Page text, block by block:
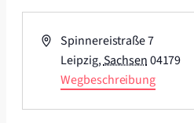
AdresseSpinnereistraße 7
Leipzig,Sachsen04179
Wegbeschreibung